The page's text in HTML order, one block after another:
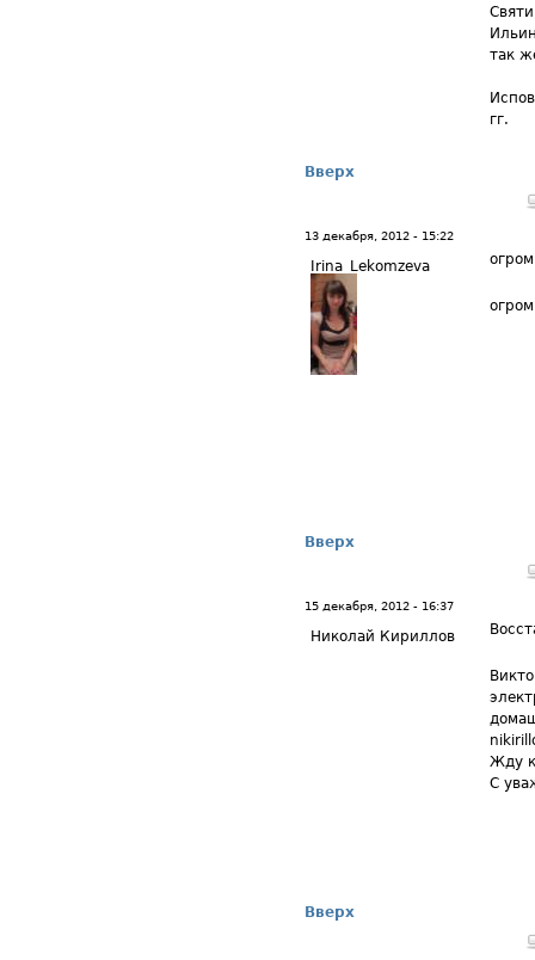
так
гг.
Вверх
13 декабря, 2012 - 15:22
Irina_Lekomzeva
Вверх
15 декабря, 2012 - 16:37
Николай Кириллов
Жду
С
Вверх